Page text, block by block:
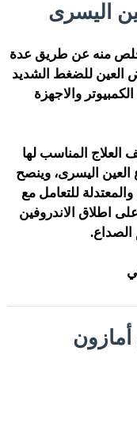
اليسرى
منه عن طريق عدة
العين للضغط الشديد
والاجهزة
المناسب لها
اليسرى، وينصح
للتعامل مع
اطلاق الاندروفين
الصداع.